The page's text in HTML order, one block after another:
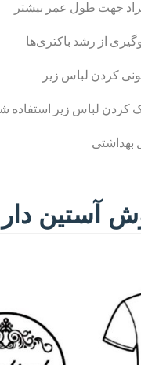
از رشد باکتری‌ها
کردن لباس زیر
لباس زیر استفاده
بهداشتی
آستین دار